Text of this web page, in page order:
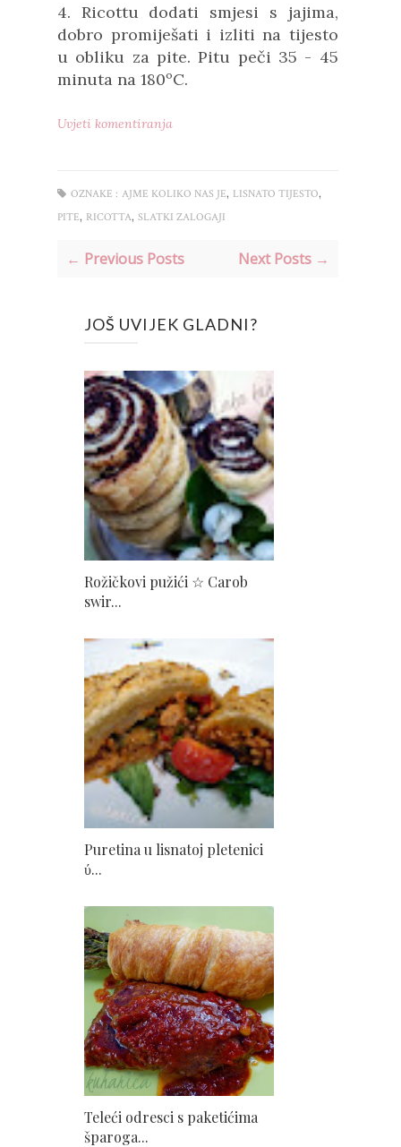
4. Ricottu dodati smjesi s jajima,
dobro promiješati i izliti na tijesto
u obliku za pite. Pitu peči 35 - 45
minuta na 180ºC.
Uvjeti komentiranja
OZNAKE : AJME KOLIKO NAS JE, LISNATO TIJESTO,
PITE, RICOTTA, SLATKI ZALOGAJI
← Previous Posts Next Posts →
JOŠ UVIJEK GLADNI?
Rožičkovi pužići ☆ Carob
swir...
Puretina u lisnatoj pletenici
ύ...
Teleći odresci s paketićima
šparoga...